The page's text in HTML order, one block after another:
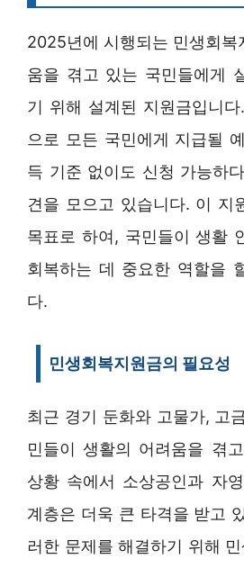
2025년에 시행되는 민생회복
움을 겪고 있는 국민들에게
기 위해 설계된 지원금입니
으로 모든 국민에게 지급될
득 기준 없이도 신청 가능하
견을 모으고 있습니다. 이 지
목표로 하여, 국민들이 생활
회복하는 데 중요한 역할을
다.
민생회복지원금의 필요성
최근 경기 둔화와 고물가, 고
민들이 생활의 어려움을 겪
상황 속에서 소상공인과 자
계층은 더욱 큰 타격을 받고
러한 문제를 해결하기 위해